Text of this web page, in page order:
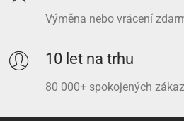
Výměna nebo vrácení
10 let na trhu
80 000+ spokojených